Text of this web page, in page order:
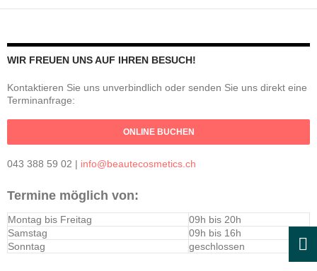
WIR FREUEN UNS AUF IHREN BESUCH!
Kontaktieren Sie uns unverbindlich oder senden Sie uns direkt eine
Terminanfrage:
043 388 59 02 | info@beautecosmetics.ch
Termine möglich von:
Montag bis Freitag
09h bis 20h
Samstag
09h bis 16h
Sonntag
geschlossen